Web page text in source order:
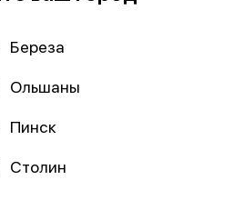
Береза
Ольшаны
Пинск
Столин